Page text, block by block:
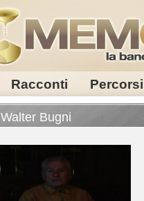
Racconti Percorsi
Walter Bugni